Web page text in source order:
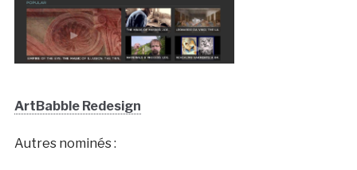
ArtBabble Redesign
Autres nominés :